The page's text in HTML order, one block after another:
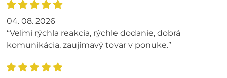
04. 08. 2026
“Veľmi rýchla reakcia, rýchle dodanie, dobrá
komunikácia, zaujímavý tovar v ponuke.”